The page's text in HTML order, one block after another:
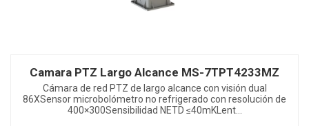
Camara PTZ Largo Alcance MS-7TPT4233MZ
Cámara de red PTZ de largo alcance con visión dual
86XSensor microbolómetro no refrigerado con resolución de
400×300Sensibilidad NETD ≤40mKLent...